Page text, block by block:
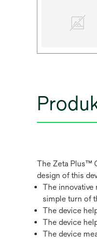
The Zeta Plus™
design of this
The
simple turn of
The device
The device
The device